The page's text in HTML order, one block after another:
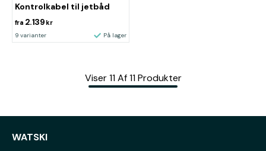
Kontrolkabel til jetbåd
fra 2.139 kr
9 varianter På lager
Viser 11 Af 11 Produkter
WATSKI